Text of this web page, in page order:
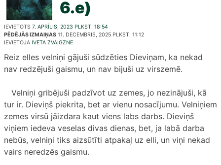
6.e)
IEVIETOTS 7. APRĪLIS, 2023 PLKST. 18:54
PĒDĒJĀS IZMAIŅAS 11. DECEMBRIS, 2025 PLKST. 11:12
IEVIETOJA IVETA ZVAIGZNE
Reiz elles velniņi gājuši sūdzēties Dieviņam, ka nekad
nav redzējuši gaismu, un nav bijuši uz virszemē.
Velniņi gribējuši padzīvot uz zemes, jo nezinājuši, kā
tur ir. Dieviņš piekrita, bet ar vienu nosacījumu. Velniņiem
zemes virsū jāizdara kaut viens labs darbs. Dieviņš
viņiem iedeva veselas divas dienas, bet, ja labā darba
nebūs, velniņi tiks aizsūtīti atpakaļ uz elli, un viņi nekad
vairs neredzēs gaismu.